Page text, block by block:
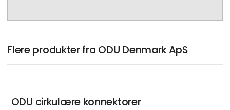
Flere produkter fra ODU Denmark ApS
ODU cirkulære konnektorer